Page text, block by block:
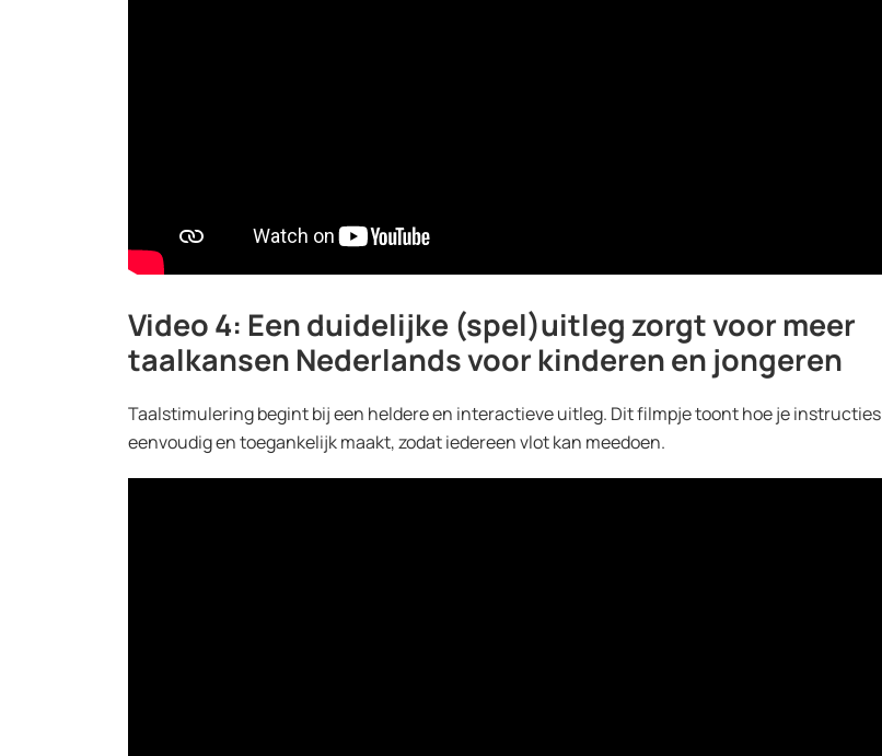
Video 4: Een duidelijke (spel)uitleg zorgt voor meer
taalkansen Nederlands voor kinderen en jongeren
Taalstimulering begint bij een heldere en interactieve uitleg. Dit filmpje toont hoe je instructies
eenvoudig en toegankelijk maakt, zodat iedereen vlot kan meedoen.